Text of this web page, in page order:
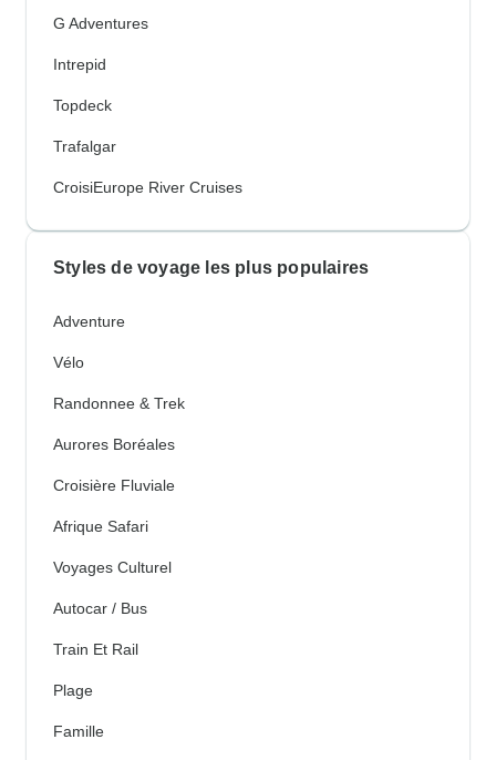
G Adventures
Intrepid
Topdeck
Trafalgar
CroisiEurope River Cruises
Styles de voyage les plus populaires
Adventure
Vélo
Randonnee & Trek
Aurores Boréales
Croisière Fluviale
Afrique Safari
Voyages Culturel
Autocar / Bus
Train Et Rail
Plage
Famille